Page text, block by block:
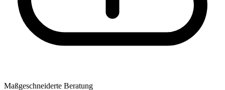
Maßgeschneiderte Beratung